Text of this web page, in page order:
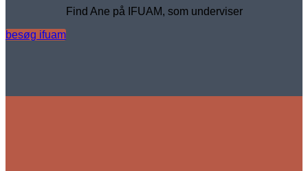
Find Ane på IFUAM, som underviser
besøg ifuam